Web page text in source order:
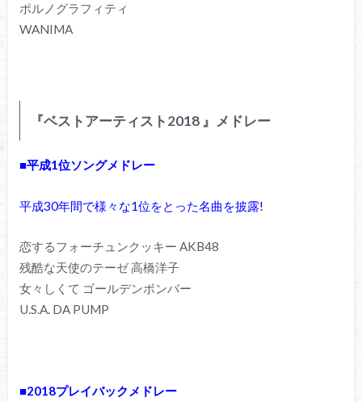
ポルノグラフィティ
WANIMA
『ベストアーティスト2018 』メドレー
■平成1位ソングメドレー
平成30年間で様々な1位をとった名曲を披露!
恋するフォーチュンクッキー AKB48
残酷な天使のテーゼ 高橋洋子
女々しくて ゴールデンボンバー
U.S.A. DA PUMP
■2018プレイバックメドレー